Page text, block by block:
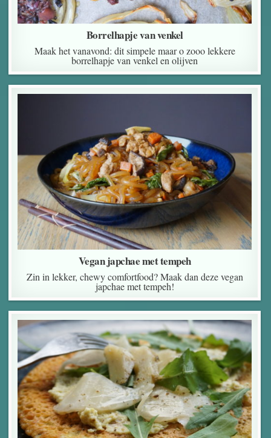
Borrelhapje van venkel
Maak het vanavond: dit simpele maar o zooo lekkere
borrelhapje van venkel en olijven
Vegan japchae met tempeh
Zin in lekker, chewy comfortfood? Maak dan deze vegan
japchae met tempeh!